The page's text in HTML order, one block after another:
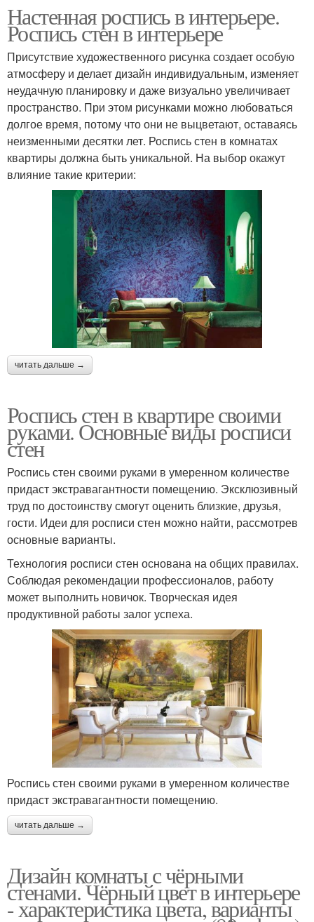
Настенная роспись в интерьере.
Роспись стен в интерьере
Присутствие художественного рисунка создает особую
атмосферу и делает дизайн индивидуальным, изменяет
неудачную планировку и даже визуально увеличивает
пространство. При этом рисунками можно любоваться
долгое время, потому что они не выцветают, оставаясь
неизменными десятки лет. Роспись стен в комнатах
квартиры должна быть уникальной. На выбор окажут
влияние такие критерии:
читать дальше →
Роспись стен в квартире своими
руками. Основные виды росписи
стен
Роспись стен своими руками в умеренном количестве
придаст экстравагантности помещению. Эксклюзивный
труд по достоинству смогут оценить близкие, друзья,
гости. Идеи для росписи стен можно найти, рассмотрев
основные варианты.
Технология росписи стен основана на общих правилах.
Соблюдая рекомендации профессионалов, работу
может выполнить новичок. Творческая идея
продуктивной работы залог успеха.
Роспись стен своими руками в умеренном количестве
придаст экстравагантности помещению.
читать дальше →
Дизайн комнаты с чёрными
стенами. Чёрный цвет в интерьере
- характеристика цвета, варианты